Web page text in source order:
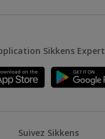
Sikkens Expert
Suivez Sikkens